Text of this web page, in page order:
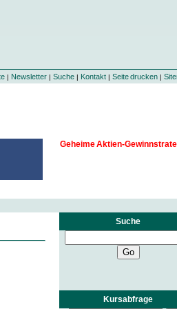
| Newsletter| Suche| Kontakt| Seite drucken |
Geheime Aktien-
Suche
Kursabfrage